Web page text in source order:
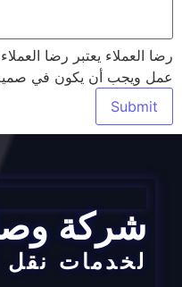
عمل ويجب أن يكون في
Submit
شركة
لخدمات نقل